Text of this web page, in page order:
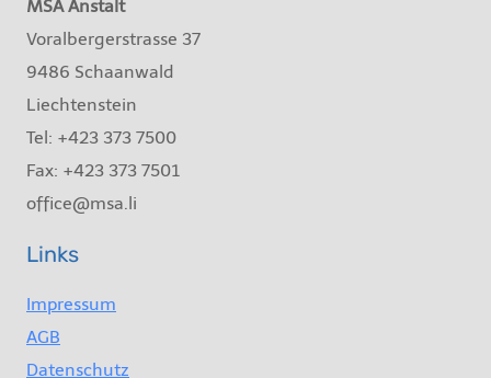
MSA Anstalt
Voralbergerstrasse 37
9486 Schaanwald
Liechtenstein
Tel: +423 373 7500
Fax: +423 373 7501
office@msa.li
Links
Impressum
AGB
Datenschutz